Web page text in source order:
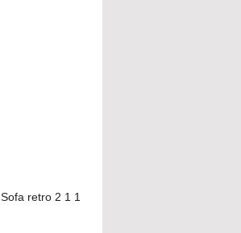
retro 2 1 1